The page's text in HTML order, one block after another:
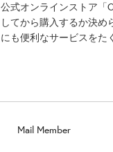
公式オンラインストア「
してから購入するか決め
にも便利なサービスをた
Mail Member